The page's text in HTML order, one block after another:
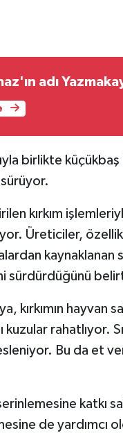
adı
birlikte
sürüyor.
kırkım
Üreticiler,
sürdürdüğünü
hayvan
rahatlıyor.
Bu da et
katkı
de